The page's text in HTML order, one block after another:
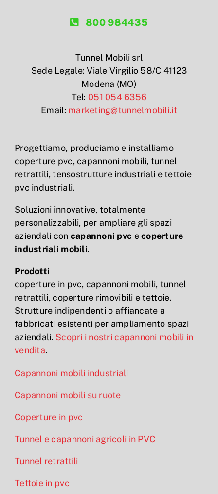
800 984435
Tunnel Mobili srl
Sede Legale: Viale Virgilio 58/C 41123
Modena (MO)
Tel: 051 054 6356
Email: marketing@tunnelmobili.it
Progettiamo, produciamo e installiamo
coperture pvc, capannoni mobili, tunnel
retrattili, tensostrutture industriali e tettoie
pvc industriali.
Soluzioni innovative, totalmente
personalizzabili, per ampliare gli spazi
aziendali con capannoni pvc ecoperture
industriali mobili.
Prodotti
coperture in pvc, capannoni mobili, tunnel
retrattili, coperture rimovibili e tettoie.
Strutture indipendenti o affiancate a
fabbricati esistenti per ampliamento spazi
aziendali. Scopri i nostri capannoni mobili in
vendita.
Capannoni mobili industriali
Capannoni mobili su ruote
Coperture in pvc
Tunnel e capannoni agricoli in PVC
Tunnel retrattili
Tettoie in pvc